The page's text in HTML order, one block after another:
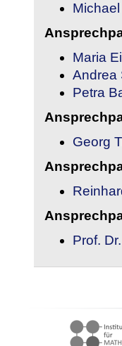
Maria
Andrea
Petra
Georg
Prof.